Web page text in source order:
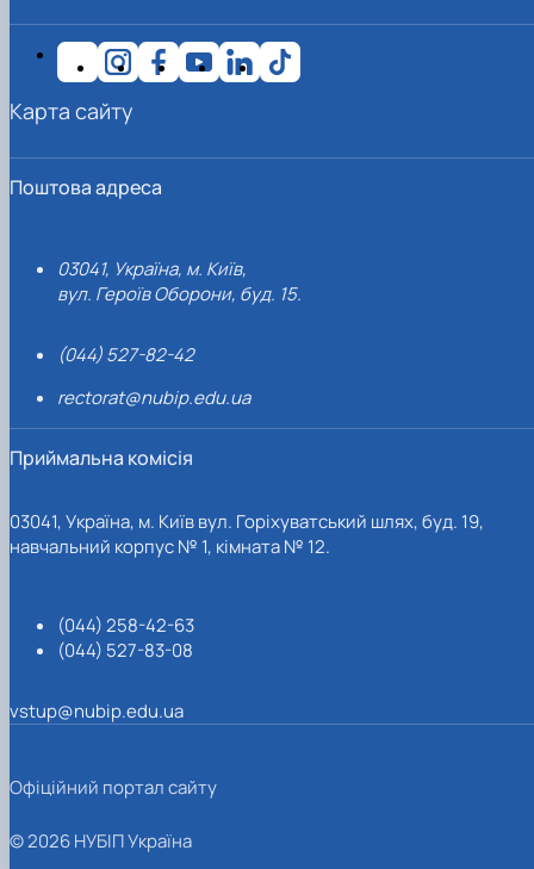
Поштова адреса
03041, Україна, м. Київ,
вул. Героїв Оборони, буд. 15.
(044) 527-82-42
rectorat@nubip.edu.ua
Приймальна комісія
03041, Україна, м. Київ вул. Горіхуватський шлях, буд. 19,
навчальний корпус № 1, кімната № 12.
(044) 258-42-63
(044) 527-83-08
vstup@nubip.edu.ua
Карта сайту
Офіційний портал сайту
© 2026 НУБІП Україна